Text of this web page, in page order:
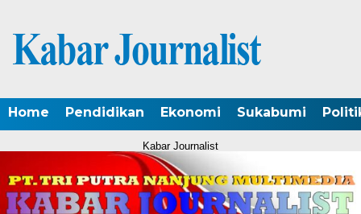
Home Pendidikan Ekonomi Sukabumi
Kabar Journalist